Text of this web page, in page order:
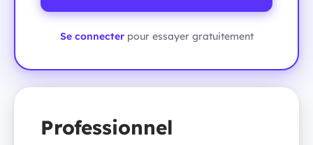
Se connecterpour essayer gratuitement
Professionnel